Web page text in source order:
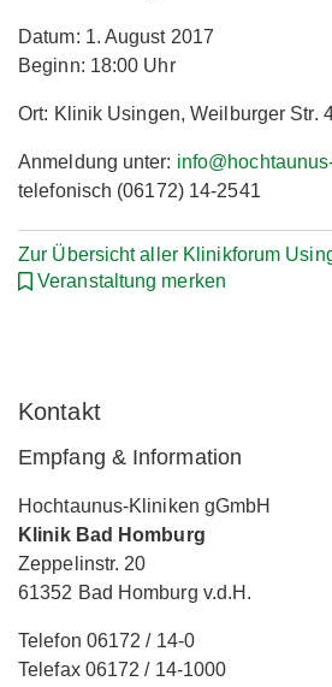
Datum: 1. August 2017
Beginn: 18:00 Uhr
Ort: Klinik Usingen, Weilburger Str.
Anmeldung unter:
telefonisch (06172) 14-2541
Zur Übersicht aller Klinikforum
Veranstaltung merken
Kontakt
Empfang & Information
Hochtaunus-Kliniken gGmbH
Klinik Bad Homburg
Zeppelinstr. 20
61352 Bad Homburg v.d.H.
Telefon 06172 / 14-0
Telefax 06172 / 14-1000